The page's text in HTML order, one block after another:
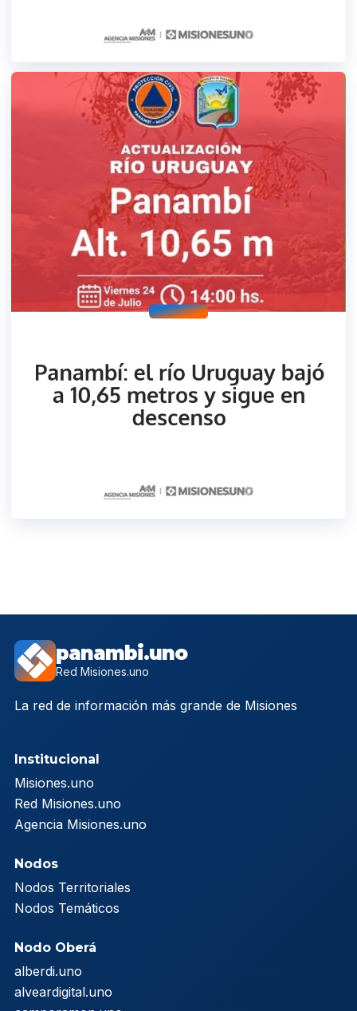
panambi.uno
Red Misiones.uno
La red de información más grande de Misiones
Institucional
Misiones.uno
Red Misiones.uno
Agencia Misiones.uno
Nodos
Nodos Territoriales
Nodos Temáticos
Nodo Oberá
alberdi.uno
alveardigital.uno